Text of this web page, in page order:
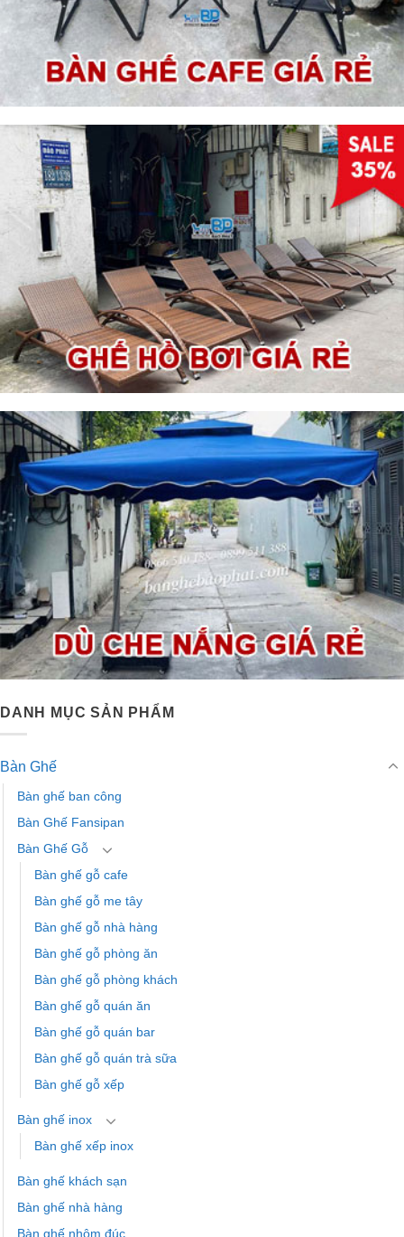
DANH MỤC SẢN PHẨM
Bàn Ghế
Bàn ghế ban công
Bàn Ghế Fansipan
Bàn Ghế Gỗ
Bàn ghế gỗ cafe
Bàn ghế gỗ me tây
Bàn ghế gỗ nhà hàng
Bàn ghế gỗ phòng ăn
Bàn ghế gỗ phòng khách
Bàn ghế gỗ quán ăn
Bàn ghế gỗ quán bar
Bàn ghế gỗ quán trà sữa
Bàn ghế gỗ xếp
Bàn ghế inox
Bàn ghế xếp inox
Bàn ghế khách sạn
Bàn ghế nhà hàng
Bàn ghế nhôm đúc